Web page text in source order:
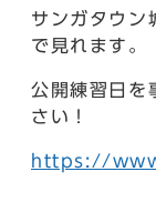
サンガタウン
で見れます。
公開練習日を
さい！
https://